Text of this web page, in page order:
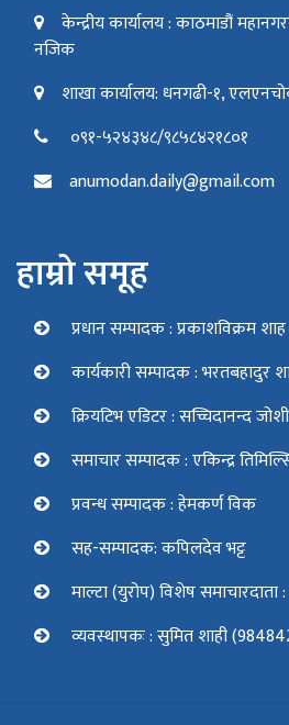
केन्द्रीय कार्यालय : काठमाडौं
नजिक
शाखा कार्यालय: धनगढी-१,
०९१-५२४३४८/९८५८४२१८०१
anumodan.daily@gmail.com
हाम्रो समूह
प्रधान सम्पादक : प्रकाशविक्रम शाह
कार्यकारी सम्पादक : भरतबहादुर
क्रियटिभ एडिटर : सच्चिदानन्द जोशी
समाचार सम्पादक : एकिन्द्र
प्रवन्ध सम्पादक : हेमकर्ण विक
सह-सम्पादक: कपिलदेव भट्ट
माल्टा (युरोप) विशेष
व्यवस्थापकः : सुमित शाही